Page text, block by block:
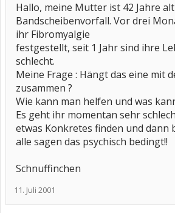
Hallo, meine Mutter ist 42 Jahre
Bandscheibenvorfall. Vor drei
ihr Fibromyalgie
festgestellt, seit 1 Jahr sind ihre
schlecht.
Meine Frage : Hängt das eine mit
zusammen ?
Wie kann man helfen und was
Es geht ihr momentan sehr
etwas Konkretes finden und dann
alle sagen das psychisch bedingt!!
Schnuffinchen
11. Juli 2001